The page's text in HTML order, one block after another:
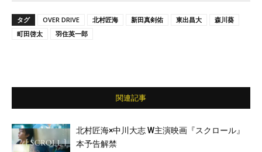
タグ OVER DRIVE 北村匠海 新田真剣佑 東出昌大
森川葵
町田啓太
羽住英一郎
関連記事
北村匠海×中川大志 W主演映画『スクロール』
本予告解禁